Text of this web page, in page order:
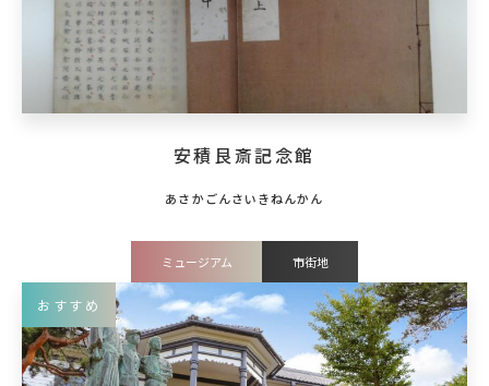
安積艮斎記念館
ミュージアム 市街地
おすすめ